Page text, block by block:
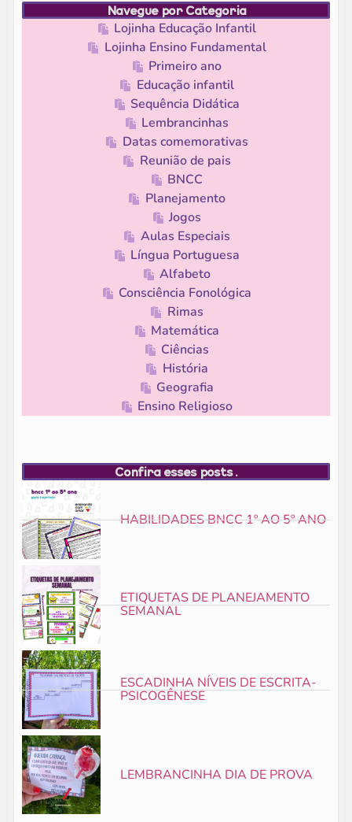
Navegue por Categoria
Lojinha Educação Infantil
Lojinha Ensino Fundamental
Primeiro ano
Educação infantil
Sequência Didática
Lembrancinhas
Datas comemorativas
Reunião de pais
BNCC
Planejamento
Jogos
Aulas Especiais
Língua Portuguesa
Alfabeto
Consciência Fonológica
Rimas
Matemática
Ciências
História
Geografia
Ensino Religioso
Confira esses posts.
HABILIDADES BNCC 1º AO 5º ANO
ETIQUETAS DE PLANEJAMENTO
SEMANAL
ESCADINHA NÍVEIS DE ESCRITA-
PSICOGÊNESE
LEMBRANCINHA DIA DE PROVA